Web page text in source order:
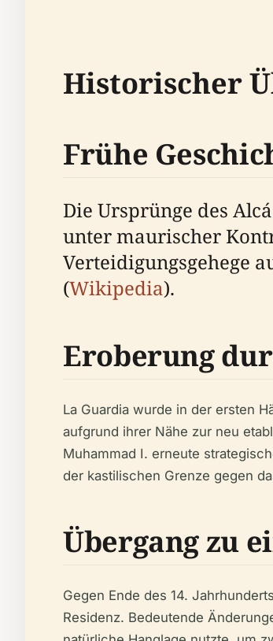
Historischer
Frühe
Die Ursprünge des
unter maurischer
Verteidigungsgehege
(Wikipedia).
Eroberung
La Guardia wurde in der ersten
aufgrund ihrer Nähe zur neu
Muhammad I. erneute
der kastilischen Grenze gegen
Übergang zu
Gegen Ende des 14.
Residenz. Bedeutende